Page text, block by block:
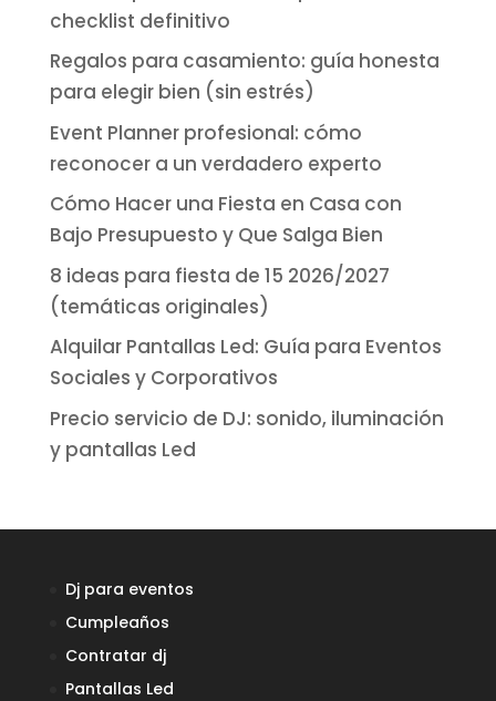
checklist definitivo
Regalos para casamiento: guía honesta
para elegir bien (sin estrés)
Event Planner profesional: cómo
reconocer a un verdadero experto
Cómo Hacer una Fiesta en Casa con
Bajo Presupuesto y Que Salga Bien
8 ideas para fiesta de 15 2026/2027
(temáticas originales)
Alquilar Pantallas Led: Guía para Eventos
Sociales y Corporativos
Precio servicio de DJ: sonido, iluminación
y pantallas Led
Dj para eventos
Cumpleaños
Contratar dj
Pantallas Led